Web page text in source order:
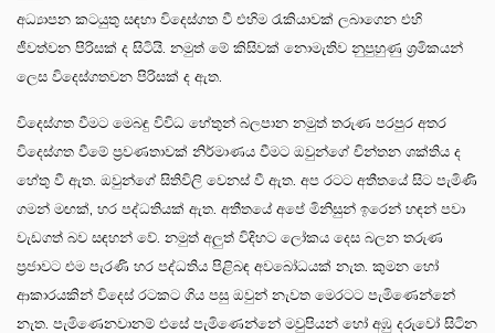
අධ්‍යාපන කටයුතු සඳහා විදෙස්ගත වී එහිම රැකියාවක් ලබාගෙන එහි
ජීවත්වන පිරිසක් ද සිටියි. නමුත් මේ කිසිවක් නොමැතිව නුපුහුණු ශ්‍රමිකයන්
ලෙස විදෙස්ගතවන පිරිසක් ද ඇත.
විදෙස්ගත වීමට මෙබඳු විවිධ හේතුන් බලපාන නමුත් තරුණ පරපුර අතර
විදෙස්ගත වීමේ ප්‍රවණතාවක් නිර්මාණය වීමට ඔවුන්ගේ චින්තන ශක්තිය ද
හේතු වී ඇත. ඔවුන්ගේ සිතිවිලි වෙනස් වී ඇත. අප රටට අතීතයේ සිට පැමිණි
ගමන් මඟක්, හර පද්ධතියක් ඇත. අතීතයේ අපේ මිනිසුන් ඉරෙන් හඳන් පවා
වැඩගත් බව සඳහන් වේ. නමුත් අලුත් විදිහට ලෝකය දෙස බලන තරුණ
ප්‍රජාවට එම පැරණි හර පද්ධතිය පිළිබඳ අවබෝධයක් නැත. කුමන හෝ
ආකාරයකින් විදෙස් රටකට ගිය පසු ඔවුන් නැවත මෙරටට පැමිණෙන්නේ
නැත. පැමිණෙනවානම් එසේ පැමිණෙන්නේ මවුපියන් හෝ අඹු දරුවෝ සිටින